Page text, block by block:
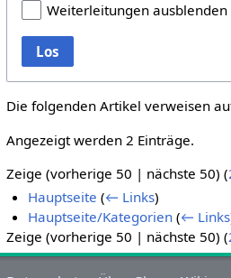
Weiterleitungen ausblenden
Los
Die folgenden Artikel verweisen
Angezeigt werden 2 Einträge.
Zeige (vorherige 50 | nächste 50) (
Hauptseite (← Links)
Hauptseite/Kategorien (← Links
Zeige (vorherige 50 | nächste 50) (